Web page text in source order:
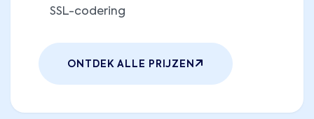
SSL-codering
ONTDEK ALLE PRIJZEN